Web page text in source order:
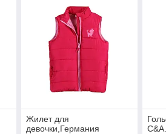
Жилет для
девочки,Германия